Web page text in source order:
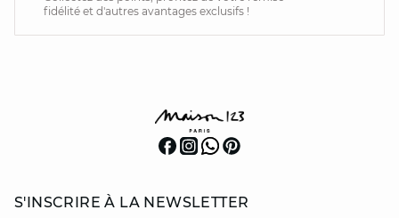
fidélité et d'autres avantages exclusifs !
S'INSCRIRE À LA NEWSLETTER